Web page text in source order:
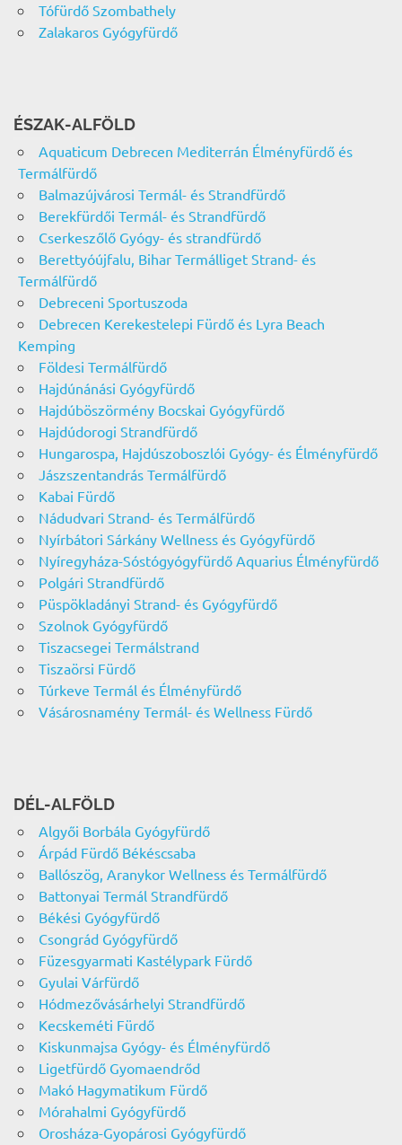
Tófürdő Szombathely
Zalakaros Gyógyfürdő
ÉSZAK-ALFÖLD
Aquaticum Debrecen Mediterrán Élményfürdő és
Termálfürdő
Balmazújvárosi Termál- és Strandfürdő
Berekfürdői Termál- és Strandfürdő
Cserkeszőlő Gyógy- és strandfürdő
Berettyóújfalu, Bihar Termálliget Strand- és
Termálfürdő
Debreceni Sportuszoda
Debrecen Kerekestelepi Fürdő és Lyra Beach
Kemping
Földesi Termálfürdő
Hajdúnánási Gyógyfürdő
Hajdúböszörmény Bocskai Gyógyfürdő
Hajdúdorogi Strandfürdő
Hungarospa, Hajdúszoboszlói Gyógy- és Élményfürdő
Jászszentandrás Termálfürdő
Kabai Fürdő
Nádudvari Strand- és Termálfürdő
Nyírbátori Sárkány Wellness és Gyógyfürdő
Nyíregyháza-Sóstógyógyfürdő Aquarius Élményfürdő
Polgári Strandfürdő
Püspökladányi Strand- és Gyógyfürdő
Szolnok Gyógyfürdő
Tiszacsegei Termálstrand
Tiszaörsi Fürdő
Túrkeve Termál és Élményfürdő
Vásárosnamény Termál- és Wellness Fürdő
DÉL-ALFÖLD
Algyői Borbála Gyógyfürdő
Árpád Fürdő Békéscsaba
Ballószög, Aranykor Wellness és Termálfürdő
Battonyai Termál Strandfürdő
Békési Gyógyfürdő
Csongrád Gyógyfürdő
Füzesgyarmati Kastélypark Fürdő
Gyulai Várfürdő
Hódmezővásárhelyi Strandfürdő
Kecskeméti Fürdő
Kiskunmajsa Gyógy- és Élményfürdő
Ligetfürdő Gyomaendrőd
Makó Hagymatikum Fürdő
Mórahalmi Gyógyfürdő
Orosháza-Gyopárosi Gyógyfürdő